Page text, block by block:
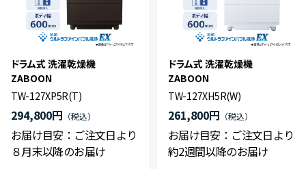
ドラム式 洗濯乾燥機
ZABOON
TW-127XP5R(T)
294,800円
お届け目安：ご注文日より
８月末以降のお届け
ドラム式 洗濯乾燥機
ZABOON
TW-127XH5R(W)
261,800円
お届け目安：ご注文日より
約2週間以降のお届け